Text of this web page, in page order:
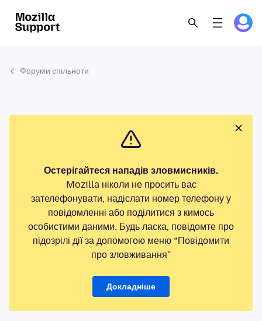
Форуми спільноти
Остерігайтеся нападів зловмисників.
Mozilla ніколи не просить вас
зателефонувати, надіслати номер телефону у
повідомленні або поділитися з кимось
особистими даними. Будь ласка, повідомте про
підозрілі дії за допомогою меню “Повідомити
про зловживання”
Докладніше